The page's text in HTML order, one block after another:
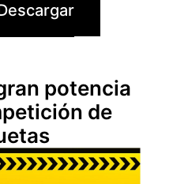
potencia
de